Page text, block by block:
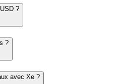
?
?
avec Xe ?